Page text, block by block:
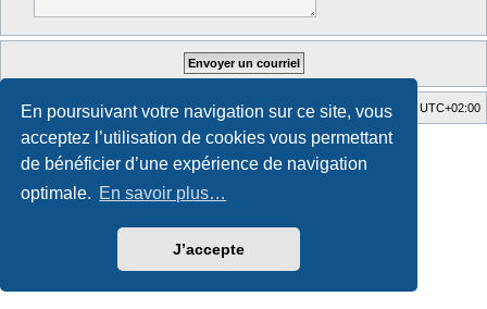
En poursuivant votre navigation sur ce site, vous
acceptez l’utilisation de cookies vous permettant
de bénéficier d’une expérience de navigation
optimale. En savoir plus…
J’accepte
Accueil du forum Fuseau horaire sur UTC+02:00
Style developed byZuma Portal, Turaiel,
Développé par
phpBB
® Forum Software © phpBB Limited
Traduction française officielle
Qiaeru
Confidentialité